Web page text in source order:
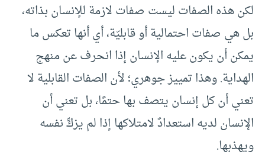
لكن هذه الصفات ليست صفات لازمة للإنسان بذاته،
بل هي صفات احتمالية أو قابليّة، أي أنها تعكس ما
يمكن أن يكون عليه الإنسان إذا انحرف عن منهج
الهداية. وهذا تمييز جوهري؛ لأن الصفات القابلية لا
تعني أن كل إنسان يتصف بها حتمًا، بل تعني أن
الإنسان لديه استعدادٌ لامتلاكها إذا لم يزكِّ نفسه
ويهذبها.